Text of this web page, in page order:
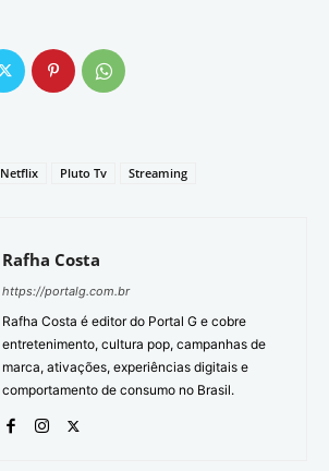
Netflix Pluto Tv Streaming
Rafha Costa
https://portalg.com.br
Rafha Costa é editor do Portal G e cobre
entretenimento, cultura pop, campanhas de
marca, ativações, experiências digitais e
comportamento de consumo no Brasil.